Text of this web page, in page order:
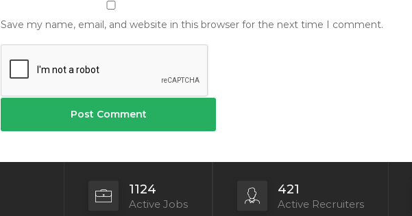
Save my name, email, and website in this browser for the next time I comment.
1124
Active Jobs
421
Active Recruiters